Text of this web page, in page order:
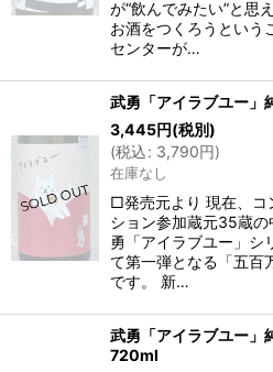
が“飲んでみたい”と思
お酒をつくろうという
センターが…
武勇「アイラブユー」
3,445円(税別)
(税込: 3,790円)
在庫なし
□発売元より 現在、コ
ション参加蔵元35蔵
勇「アイラブユー」シ
て第一弾となる「五百
です。 新…
武勇「アイラブユー」
720ml